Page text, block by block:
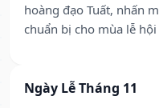
hoàng đạo Tuất, nhấn
chuẩn bị cho mùa lễ
Ngày Lễ Tháng 11